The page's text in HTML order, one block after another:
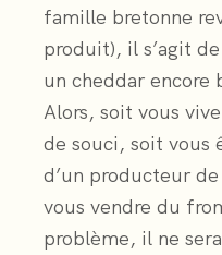
famille bretonne
produit), il s’agit
un cheddar encore
Alors, soit vous
de souci, soit vous
d’un producteur
vous vendre du
problème, il ne